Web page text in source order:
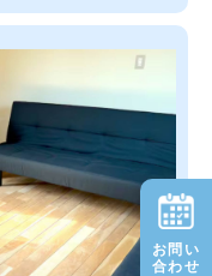
お問い
合わせ